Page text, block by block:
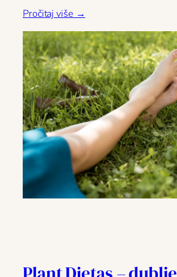
Pročitaj više →